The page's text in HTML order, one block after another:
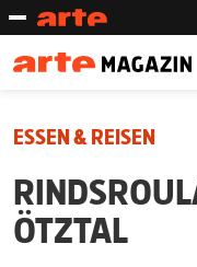
ESSEN & REISEN
ÖTZTAL